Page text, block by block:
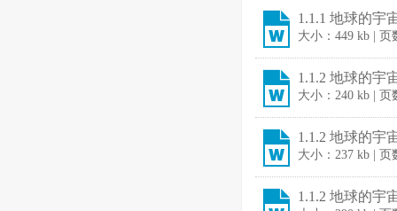
1.1.1 地球的宇
大小：449 kb |
1.1.2 地球的宇
大小：240 kb |
1.1.2 地球的宇
大小：237 kb |
1.1.2 地球的宇